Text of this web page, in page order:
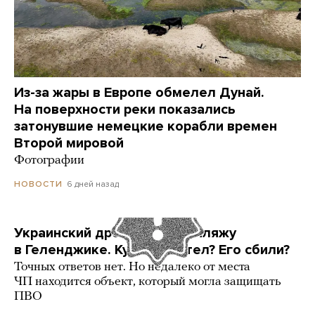
Из-за жары в Европе обмелел Дунай.
На поверхности реки показались
затонувшие немецкие корабли времен
Второй мировой
Фотографии
НОВОСТИ 6 дней назад
Украинский дрон попал по пляжу
в Геленджике. Куда он летел? Его сбили?
Точных ответов нет. Но недалеко от места
ЧП находится объект, который могла защищать
ПВО